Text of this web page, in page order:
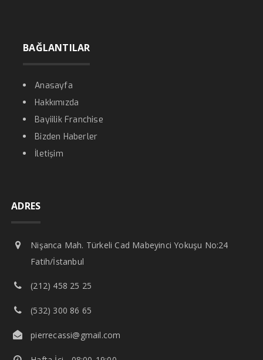
BAĞLANTILAR
Anasayfa
Hakkımızda
Bayiilik Franchise
Bizden Haberler
İletişim
ADRES
Nişanca Mah. Türkeli Cad Mabeyinci Yokuşu No:24
Fatih/İstanbul
(212) 458 25 25
(532) 300 86 65
pierrecassi@gmail.com